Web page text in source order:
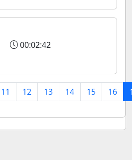
00:02:42
11 12 13 14 15 16